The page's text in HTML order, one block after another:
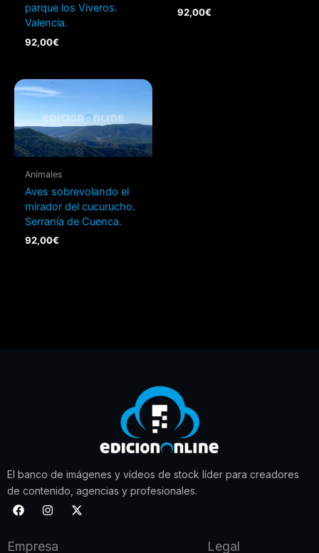
parque los Viveros.
Valencia.
92,00€
92,00€
Animales
Aves sobrevolando el
mirador del cucurucho.
Serranía de Cuenca.
92,00€
El banco de imágenes y vídeos de stock líder para creadores
de contenido, agencias y profesionales.
F
a
b
I
n
a
X
-
Empresa Legal